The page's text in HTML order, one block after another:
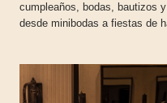
cumpleaños, bodas, bautizos
desde minibodas a fiestas de